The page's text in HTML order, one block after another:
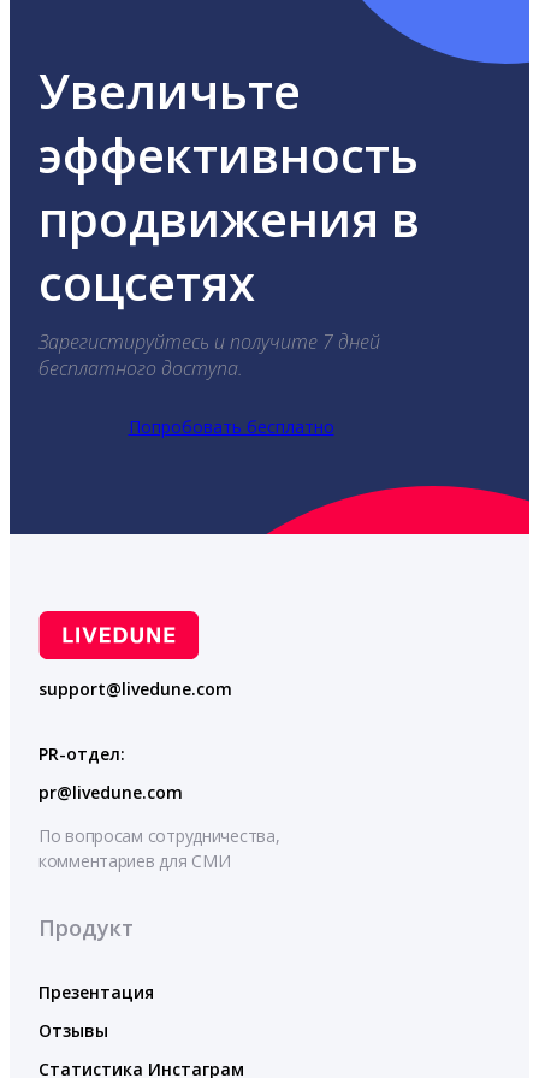
Увеличьте
эффективность
продвижения в
соцсетях
Зарегистируйтесь и получите 7 дней
бесплатного доступа.
Попробовать бесплатно
support@livedune.com
PR-отдел:
pr@livedune.com
По вопросам сотрудничества,
комментариев для СМИ
Продукт
Презентация
Отзывы
Статистика Инстаграм